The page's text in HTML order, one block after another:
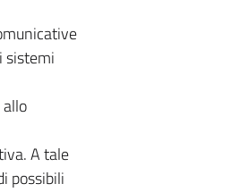
sistemi
A tale
possibili